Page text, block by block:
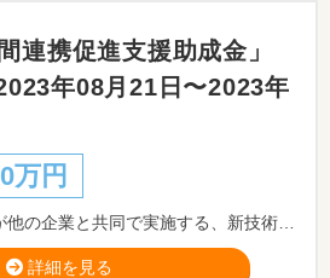
連携促進支援助成金」
年08月21日〜2023年
万円
詳細を見る